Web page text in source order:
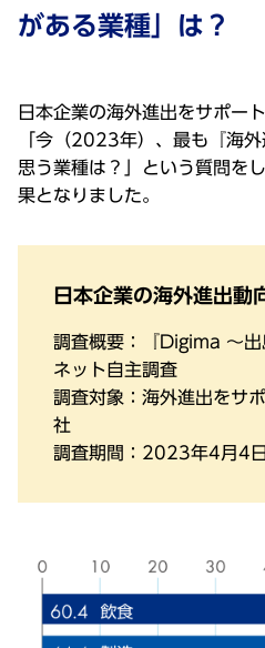
がある業種」は？
⽇本企業の海外進出をサポー
「今（2023年）、最も『海
思う業種は？」という質問を
果となりました。
⽇本企業の海外進出動
調査概要：『Digima 〜
ネット⾃主調査
調査対象：海外進出をサ
社
調査期間：2023年4⽉4